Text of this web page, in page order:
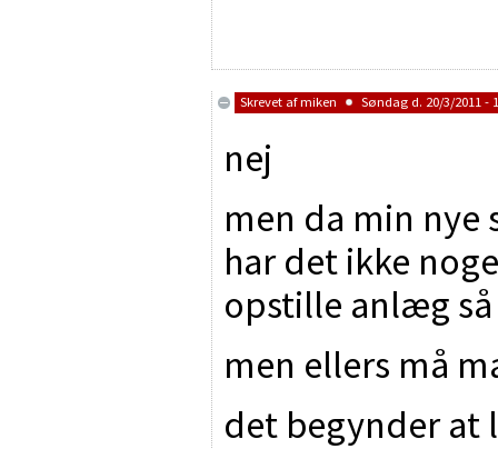
Skrevet afmiken Søndag d. 20/3/2011 -
nej
men da min nye
har det ikke
opstille anlæg
men ellers må
det begynder at